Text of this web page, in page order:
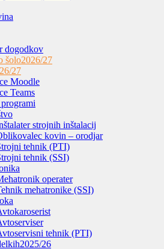
dogodkov
šolo2026/27
27
Moodle
Teams
strojnih inštalacij
kovin – orodjar
tehnik (PTI)
tehnik (SSI)
operater
mehatronike (SSI)
tehnik (PTI)
2025/26